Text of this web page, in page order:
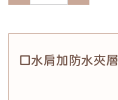
口水肩加防水夾層